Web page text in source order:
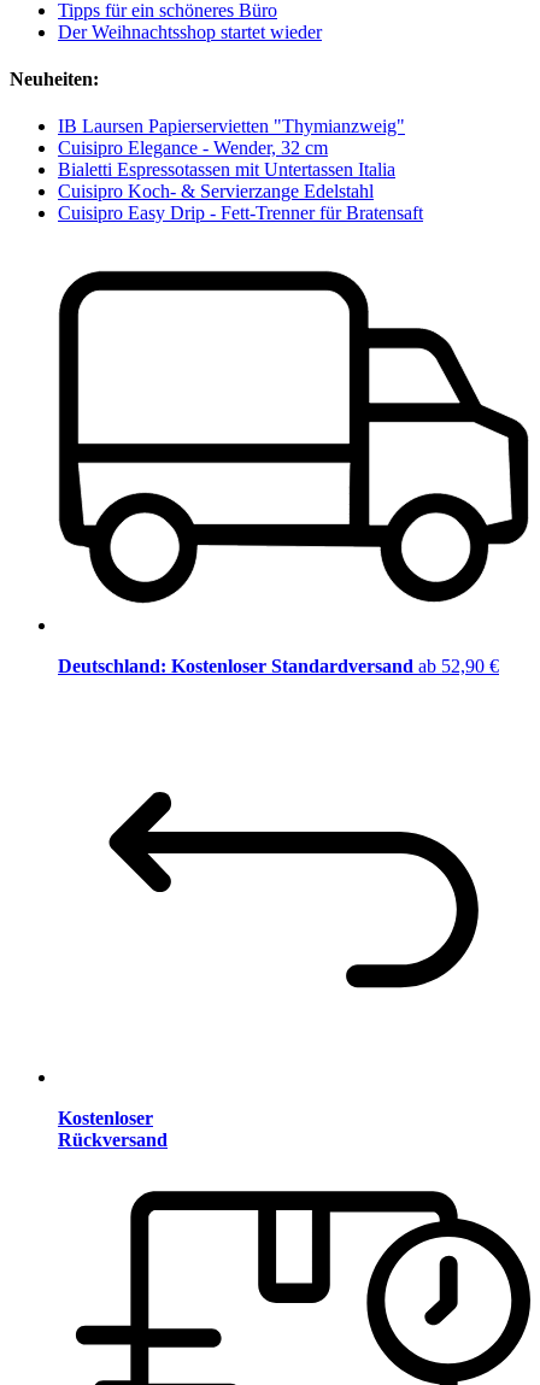
Tipps für ein schöneres Büro
Der Weihnachtsshop startet wieder
Neuheiten:
IB Laursen Papierservietten "Thymianzweig"
Cuisipro Elegance - Wender, 32 cm
Bialetti Espressotassen mit Untertassen Italia
Cuisipro Koch- & Servierzange Edelstahl
Cuisipro Easy Drip - Fett-Trenner für Bratensaft
Deutschland: Kostenloser Standardversand ab 52,90 €
Kostenloser
Rückversand